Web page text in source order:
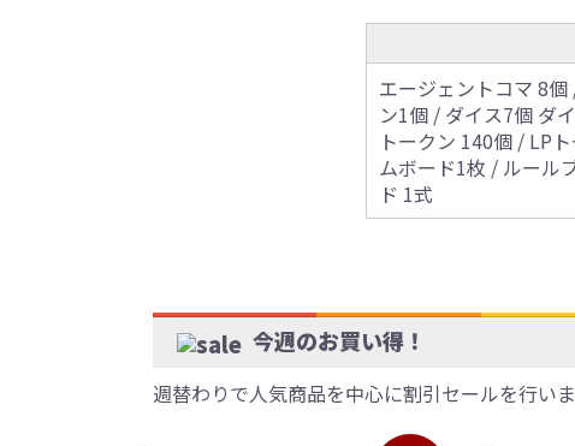
エージェントコマ 8
ン1個 / ダイス7個 ダ
トークン 140個 / LP
ムボード1枚 / ルール
ド 1式
今週のお買い得！
週替わりで人気商品を中心に割引セールを行い